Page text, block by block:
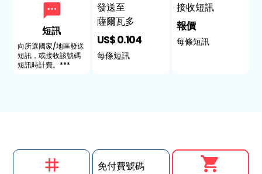
短訊
向所選國家/地區發送
短訊，或接收該號碼
短訊時計費。***
發送至
薩爾瓦多
US$ 0.104
每條短訊
接收短訊
報價
每條短訊
免付費號碼